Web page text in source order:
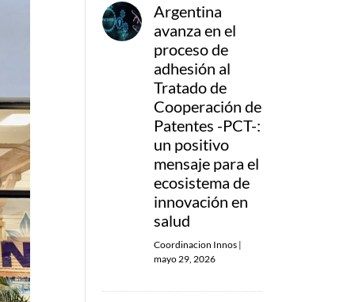
Argentina
avanza en el
proceso de
adhesión al
Tratado de
Cooperación de
Patentes -PCT-:
un positivo
mensaje para el
ecosistema de
innovación en
salud
Coordinacion Innos |
mayo 29, 2026